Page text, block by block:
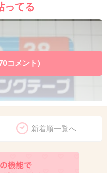
ってる
コメント)
新着順一覧へ